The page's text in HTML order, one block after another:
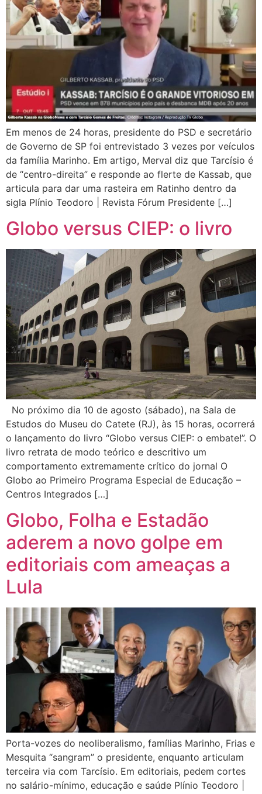
Em menos de 24 horas, presidente do PSD e secretário
de Governo de SP foi entrevistado 3 vezes por veículos
da família Marinho. Em artigo, Merval diz que Tarcísio é
de “centro-direita” e responde ao flerte de Kassab, que
articula para dar uma rasteira em Ratinho dentro da
sigla Plínio Teodoro | Revista Fórum Presidente […]
Globo versus CIEP: o livro
No próximo dia 10 de agosto (sábado), na Sala de
Estudos do Museu do Catete (RJ), às 15 horas, ocorrerá
o lançamento do livro “Globo versus CIEP: o embate!”. O
livro retrata de modo teórico e descritivo um
comportamento extremamente crítico do jornal O
Globo ao Primeiro Programa Especial de Educação –
Centros Integrados […]
Globo, Folha e Estadão
aderem a novo golpe em
editoriais com ameaças a
Lula
Porta-vozes do neoliberalismo, famílias Marinho, Frias e
Mesquita “sangram” o presidente, enquanto articulam
terceira via com Tarcísio. Em editoriais, pedem cortes
no salário-mínimo, educação e saúde Plínio Teodoro |